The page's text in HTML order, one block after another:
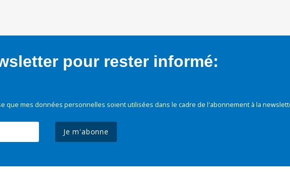
pour rester informé:
que mes données personnelles soient utilisées dans le cadre de l'abonnement à la
Je m'abonne